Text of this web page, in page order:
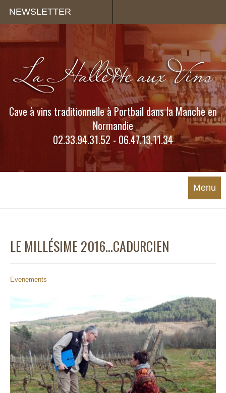
NEWSLETTER
Cave à vins traditionnelle à Portbail dans la Manche en
Normandie
02.33.94.31.52 - 06.47.13.11.34
Menu
LE MILLÉSIME 2016…CADURCIEN
Evenements
Panneau de gestion des cookies